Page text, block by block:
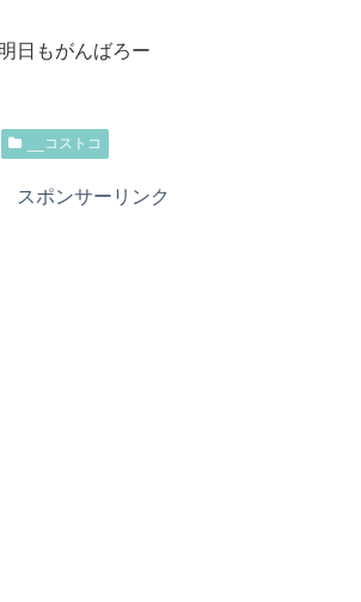
日もがんばろー
__コストコ
スポンサーリンク